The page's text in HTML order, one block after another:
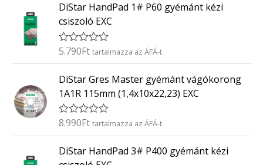
/
5
é
e
l
é
s
:
/
5
DiStar HandPad 1# P60 gyémánt kézi
csiszoló EXC
É
é
k
e
l
é
s
:
/
5
5.790Ft tartalmazza az ÁFÁ-t
DiStar Gres Master gyémánt vágókorong
1A1R 115mm (1,4x10x22,23) EXC
É
é
8.990Ft tartalmazza az ÁFÁ-t
DiStar HandPad 3# P400 gyémánt kézi